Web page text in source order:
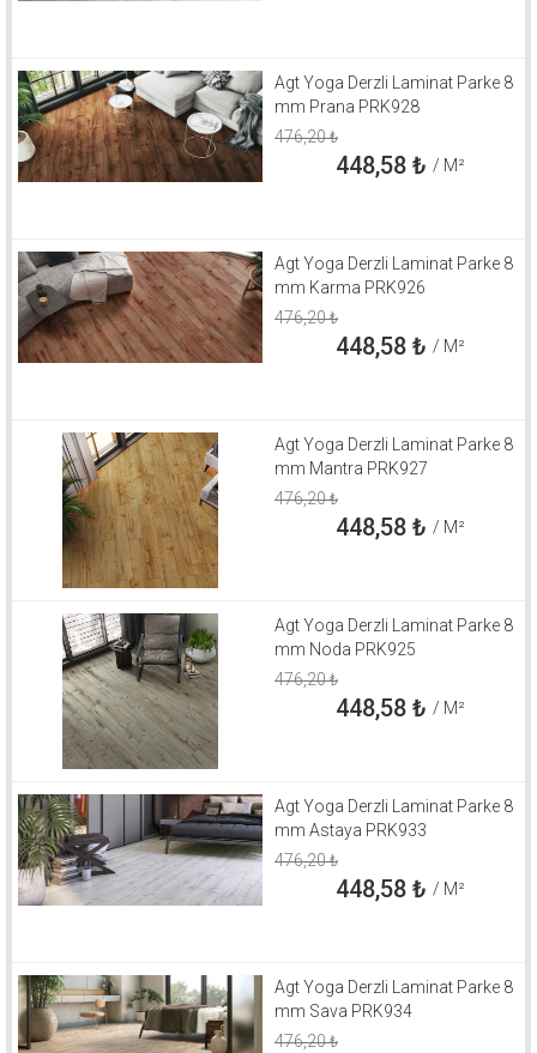
Agt Yoga Derzli Laminat Parke 8
mm Prana PRK928
476,20₺
448,58₺ / M²
Agt Yoga Derzli Laminat Parke 8
mm Karma PRK926
476,20₺
448,58₺ / M²
Agt Yoga Derzli Laminat Parke 8
mm Mantra PRK927
476,20₺
448,58₺ / M²
Agt Yoga Derzli Laminat Parke 8
mm Noda PRK925
476,20₺
448,58₺ / M²
Agt Yoga Derzli Laminat Parke 8
mm Astaya PRK933
476,20₺
448,58₺ / M²
Agt Yoga Derzli Laminat Parke 8
mm Sava PRK934
476,20₺